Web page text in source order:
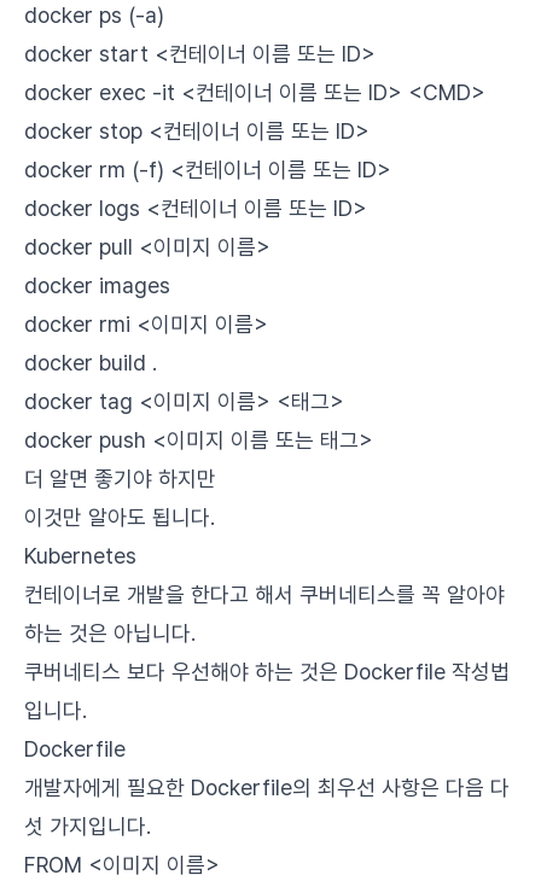
docker ps (-a)
docker start <컨테이너 이름 또는 ID>
docker exec -it <컨테이너 이름 또는 ID> <CMD>
docker stop <컨테이너 이름 또는 ID>
docker rm (-f) <컨테이너 이름 또는 ID>
docker logs <컨테이너 이름 또는 ID>
docker pull <이미지 이름>
docker images
docker rmi <이미지 이름>
docker build .
docker tag <이미지 이름> <태그>
docker push <이미지 이름 또는 태그>
더 알면 좋기야 하지만
이것만 알아도 됩니다.
Kubernetes
컨테이너로 개발을 한다고 해서 쿠버네티스를 꼭 알아야
하는 것은 아닙니다.
쿠버네티스 보다 우선해야 하는 것은 Dockerfile 작성법
입니다.
Dockerfile
개발자에게 필요한 Dockerfile의 최우선 사항은 다음 다
섯 가지입니다.
FROM <이미지 이름>